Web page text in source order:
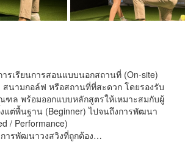
รเรียนการสอนแบบนอกสถานที่ (On-site)
นามกอล์ฟ หรือสถานที่ที่สะดวก โดยรองรับ
ฑล พร้อมออกแบบหลักสูตรให้เหมาะสมกับผู้
แต่พื้นฐาน (Beginner) ไปจนถึงการพัฒนา
/ Performance)
ารพัฒนาวงสวิงที่ถูกต้อง…